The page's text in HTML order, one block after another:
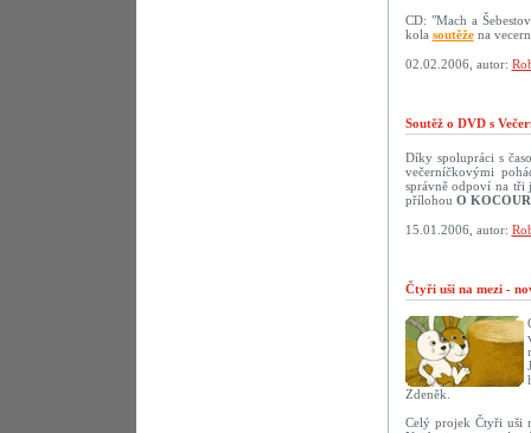
CD: "Mach a
kola soutěžena
02.02.2006, autor:
Soutěž o DVD s
Díky spolupráci s
večerníčkovými
správně odpoví na tři
přílohou O
15.01.2006, autor:
Čtyři uši na mezi -
Zdeněk.
Celý projek Čtyři uši